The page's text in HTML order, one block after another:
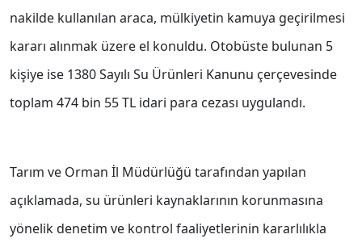
nakilde kullanılan araca, mülkiyetin kamuya geçirilmesi
kararı alınmak üzere el konuldu. Otobüste bulunan 5
kişiye ise 1380 Sayılı Su Ürünleri Kanunu çerçevesinde
toplam 474 bin 55 TL idari para cezası uygulandı.
Tarım ve Orman İl Müdürlüğü tarafından yapılan
açıklamada, su ürünleri kaynaklarının korunmasına
yönelik denetim ve kontrol faaliyetlerinin kararlılıkla